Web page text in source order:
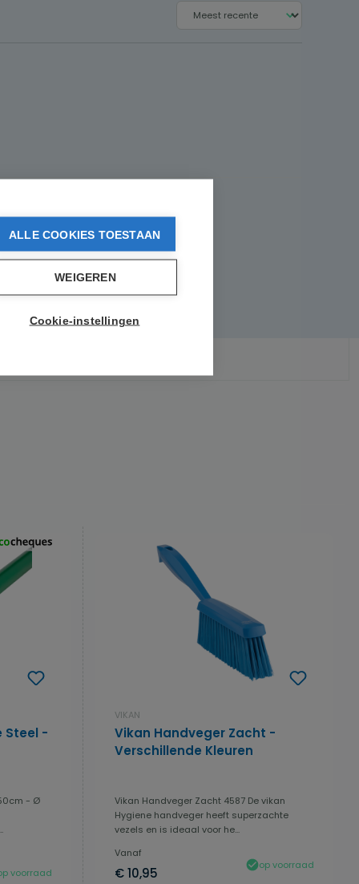
Steel -
- Ø
voorraad
VIKAN
Vikan Handveger Zacht -
Verschillende Kleuren
Vikan Handveger Zacht 4587 De vikan
Hygiene handveger heeft superzachte
vezels en is ideaal voor he...
Vanaf
€ 10,95
op voorraad
ALLE COOKIES TOESTAAN
WEIGEREN
Cookie-instellingen